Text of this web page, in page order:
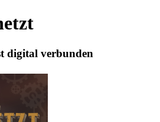
digital verbunden